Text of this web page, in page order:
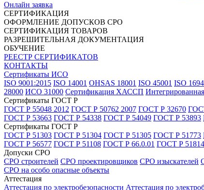
Онлайн заявка
СЕРТИФИКАЦИЯ
ОФОРМЛЕНИЕ ДОПУСКОВ СРО
СЕРТИФИКАЦИЯ ТОВАРОВ
РАЗРЕШИТЕЛЬНАЯ ДОКУМЕНТАЦИЯ
ОБУЧЕНИЕ
РЕЕСТР СЕРТИФИКАТОВ
КОНТАКТЫ
Сертификаты ИСО
ISO 9001:2015 ISO 14001 OHSAS 18001 ISO 45001 ISO
28000 ИСО 31000 Сертификация ХАССП
Сертификаты ГОСТ Р
ГОСТ Р 55048 2012 ГОСТ Р 50762 2007 ГОСТ Р 32670
ГОСТ Р 53663 ГОСТ Р 54338 ГОСТ Р 54049 ГОСТ Р 53893
Сертификаты ГОСТ Р
ГОСТ Р 51303 ГОСТ Р 51304 ГОСТ Р 51305 ГОСТ Р 51773
ГОСТ Р 56577 ГОСТ Р 51108 ГОСТ Р 66.0.01 ГОСТ Р
Допуски СРО
СРО строителей СРО проектировщиков СРО изыскателей
СРО на особо опасные объекты
Аттестация
Аттестация по электробезопасности Аттестация по